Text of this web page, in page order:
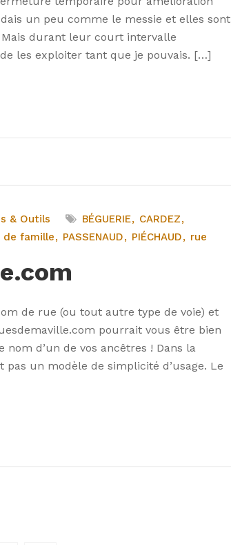
un peu comme le messie et elles sont
durant leur court intervalle
de les exploiter tant que je pouvais. […]
& Outils BÉGUERIE
CARDEZ
de famille PASSENAUD PIÉCHAUD rue
de rue (ou tout autre type de voie) et
pourrait vous être bien
d’un de vos ancêtres ! Dans la
un modèle de simplicité d’usage. Le